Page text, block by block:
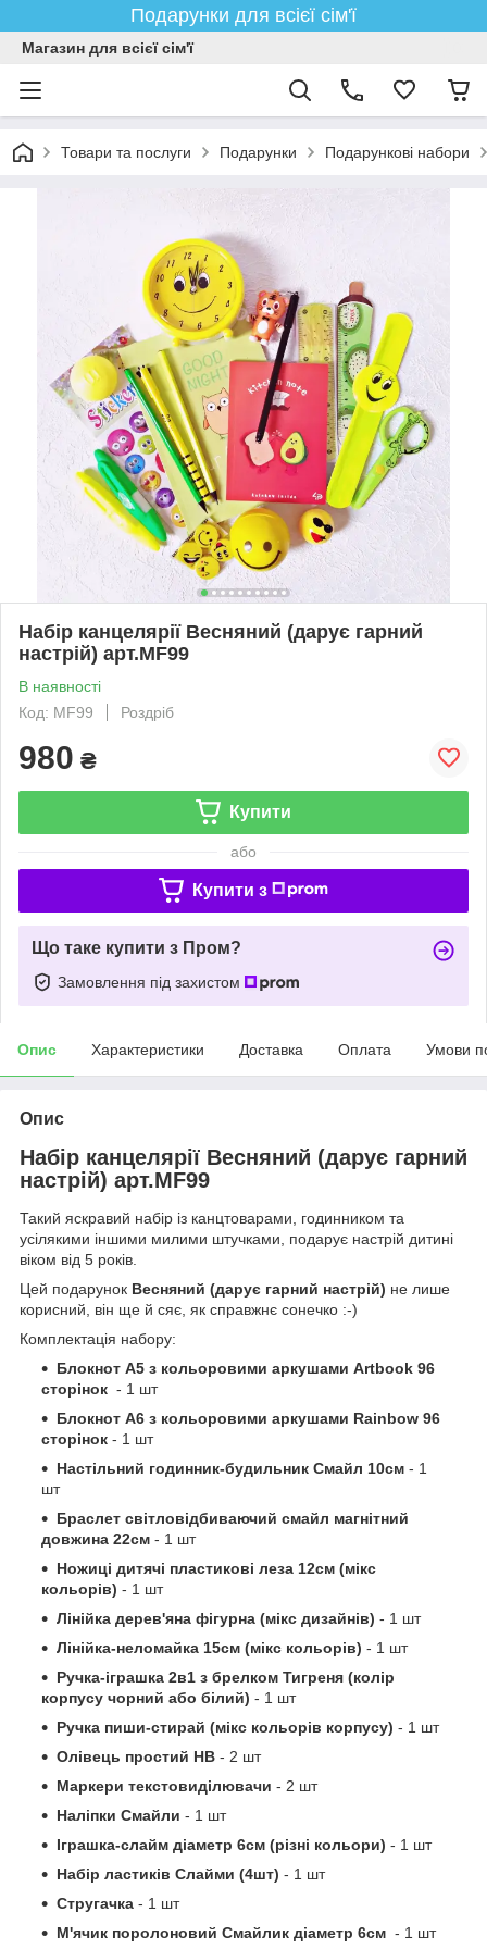
Подарунки для всієї сім'ї
Магазин для всієї сім'ї
Товари та послуги Подарунки Подарункові набори
Набір канцелярії Весняний (дарує гарний
настрій) арт.MF99
В наявності
Код: MF99
Роздріб
980 ₴
Купити
або
Купити з
Що таке купити з Пром?
Замовлення під захистом
Опис Характеристики Доставка Оплата Умови
Опис
Набір канцелярії Весняний (дарує гарний
настрій) арт.MF99
Такий яскравий набір із канцтоварами, годинником та
усілякими іншими милими штучками, подарує настрій дитині
віком від 5 років.
Цей подарунок Весняний (дарує гарний настрій) не лише
корисний, він ще й сяє, як справжнє сонечко :-)
Комплектація набору:
Блокнот А5 з кольоровими аркушами Artbook 96
сторінок - 1 шт
Блокнот А6 з кольоровими аркушами Rainbow 96
сторінок - 1 шт
Настільний годинник-будильник Смайл 10см - 1
шт
Браслет світловідбиваючий смайл магнітний
довжина 22см - 1 шт
Ножиці дитячі пластикові леза 12см (мікс
кольорів) - 1 шт
Лінійка дерев'яна фігурна (мікс дизайнів) - 1 шт
Лінійка-неломайка 15см (мікс кольорів) - 1 шт
Ручка-іграшка 2в1 з брелком Тигреня (колір
корпусу чорний або білий) - 1 шт
Ручка пиши-стирай (мікс кольорів корпусу) - 1 шт
Олівець простий НВ - 2 шт
Маркери текстовиділювачи - 2 шт
Наліпки Смайли - 1 шт
Іграшка-слайм діаметр 6см (різні кольори) - 1 шт
Набір ластиків Слайми (4шт) - 1 шт
Стругачка - 1 шт
М'ячик поролоновий Смайлик діаметр 6см - 1 шт